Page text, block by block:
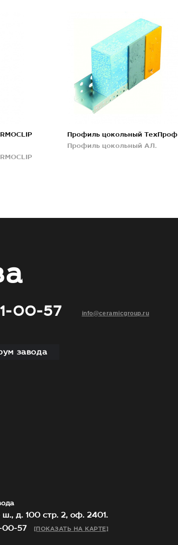
Профиль цокольный ТехПроф
Профиль цокольный АЛ.
00-57 info@ceramicgroup.ru
завода
д. 100 стр. 2, оф. 2401.
00-57
[ПОКАЗАТЬ НА КАРТЕ]